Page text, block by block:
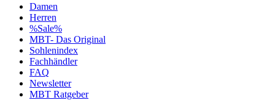
Damen
Herren
%Sale%
MBT- Das Original
Sohlenindex
Fachhändler
FAQ
Newsletter
MBT Ratgeber